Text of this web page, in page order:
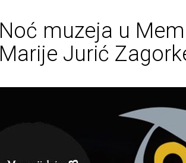
Noć muzeja u
Marije Jurić